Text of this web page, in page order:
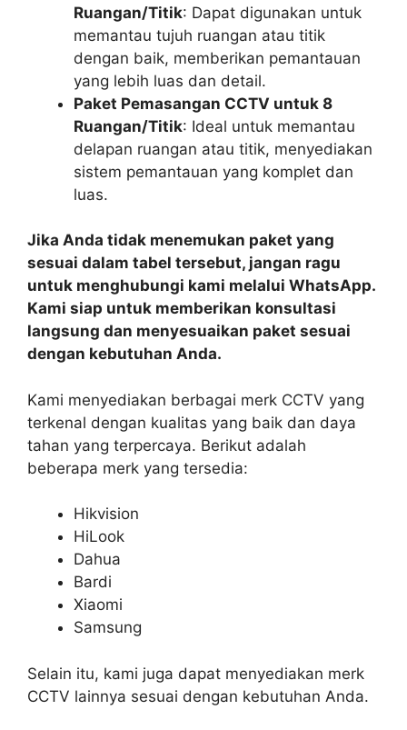
Ruangan/Titik: Dapat digunakan untuk
memantau tujuh ruangan atau titik
dengan baik, memberikan pemantauan
yang lebih luas dan detail.
Paket Pemasangan CCTV untuk 8
Ruangan/Titik: Ideal untuk memantau
delapan ruangan atau titik, menyediakan
sistem pemantauan yang komplet dan
luas.
Jika Anda tidak menemukan paket yang
sesuai dalam tabel tersebut, jangan ragu
untuk menghubungi kami melalui WhatsApp.
Kami siap untuk memberikan konsultasi
langsung dan menyesuaikan paket sesuai
dengan kebutuhan Anda.
Kami menyediakan berbagai merk CCTV yang
terkenal dengan kualitas yang baik dan daya
tahan yang terpercaya. Berikut adalah
beberapa merk yang tersedia:
Hikvision
HiLook
Dahua
Bardi
Xiaomi
Samsung
Selain itu, kami juga dapat menyediakan merk
CCTV lainnya sesuai dengan kebutuhan Anda.